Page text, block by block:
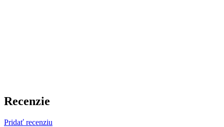
Recenzie
Pridať recenziu